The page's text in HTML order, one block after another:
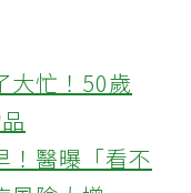
大忙！50歲
！醫曝「看不